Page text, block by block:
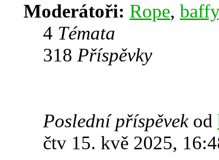
Moderátoři: Rope, baffy
4 Témata
318 Příspěvky
Poslední příspěvekod
čtv 15. kvě 2025,